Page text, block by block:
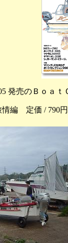
発売のＢｏａ
編 定価 / 790円